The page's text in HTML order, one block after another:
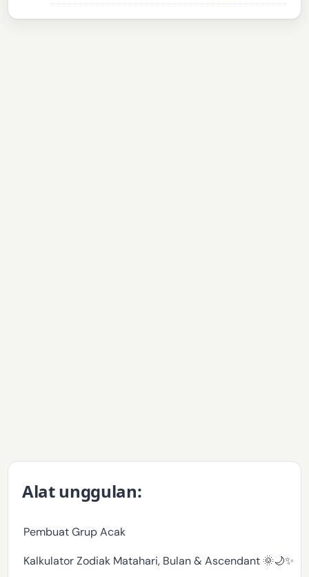
Alat unggulan:
Pembuat Grup Acak
Kalkulator Zodiak Matahari, Bulan & Ascendant 🌞🌙✨